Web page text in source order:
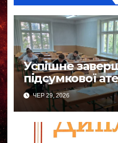
Успішне
підсумкової
бакалаврів-
ЧЕР 29, 2026